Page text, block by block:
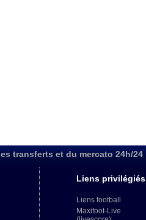
transferts et du mercato 24h/24
Liens privilégiés
Liens football
Maxifoot-Live